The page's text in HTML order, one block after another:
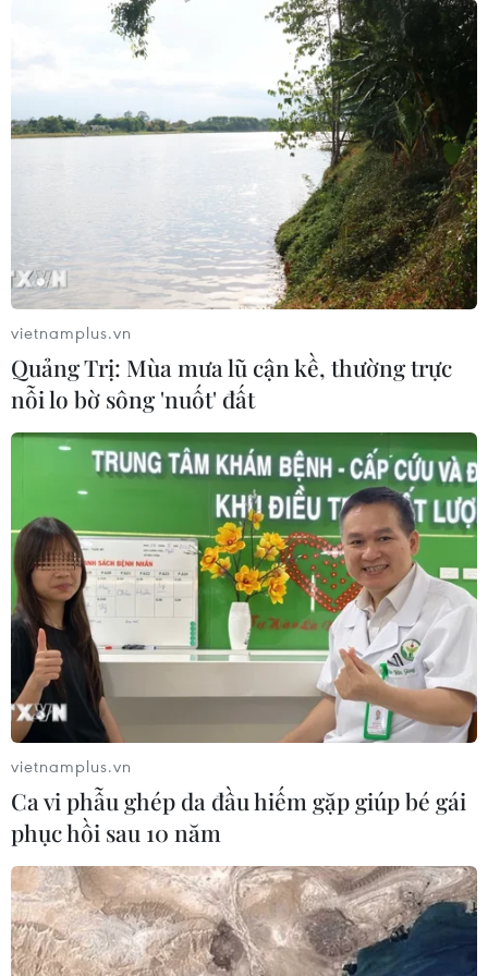
vietnamplus.vn
Quảng Trị: Mùa mưa lũ cận kề, thường trực
nỗi lo bờ sông 'nuốt' đất
vietnamplus.vn
Ca vi phẫu ghép da đầu hiếm gặp giúp bé gái
phục hồi sau 10 năm